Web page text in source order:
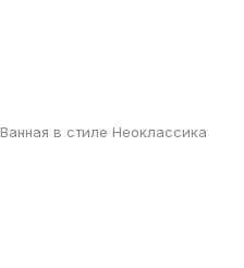
Ванная в стиле Неоклассика